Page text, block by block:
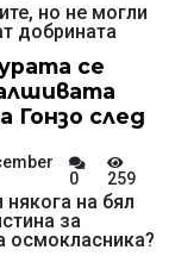
но не могли
добрината
се
Гонзо след
0 259
на бял
за
осмокласника?